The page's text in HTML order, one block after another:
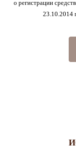
о регистрации
23.10.2014